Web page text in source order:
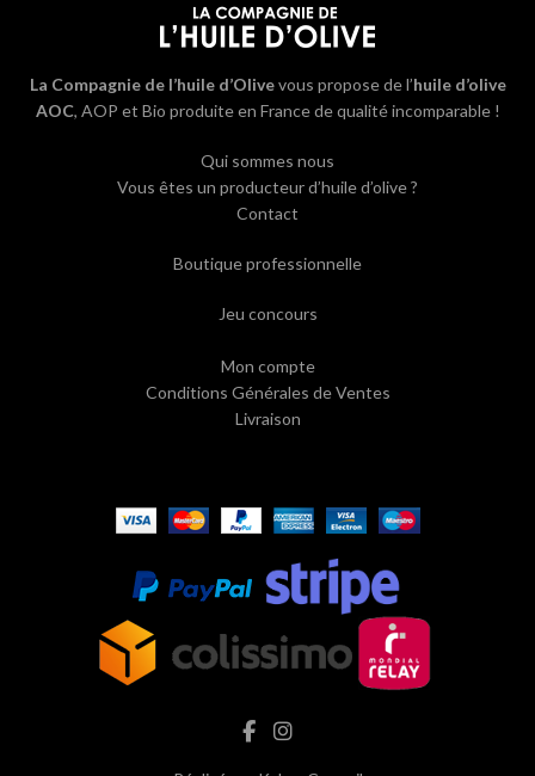
La Compagnie de l’huile d’Olivevous propose de l’huile d’olive
AOC, AOP et Bio produite en France de qualité incomparable !
Qui sommes nous
Vous êtes un producteur d’huile d’olive ?
Contact
Boutique professionnelle
Jeu concours
Mon compte
Conditions Générales de Ventes
Livraison